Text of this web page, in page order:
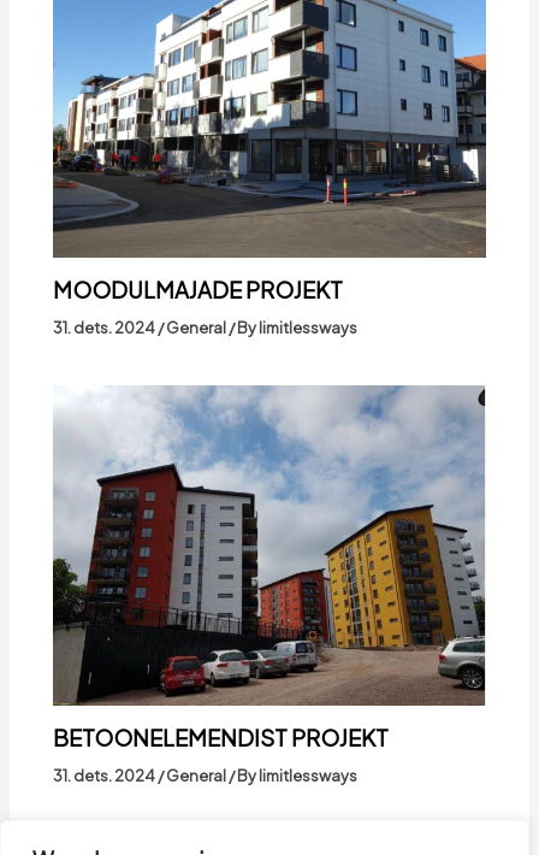
MOODULMAJADE PROJEKT
31. dets. 2024/General/ Bylimitlessways
BETOONELEMENDIST PROJEKT
31. dets. 2024/General/ Bylimitlessways